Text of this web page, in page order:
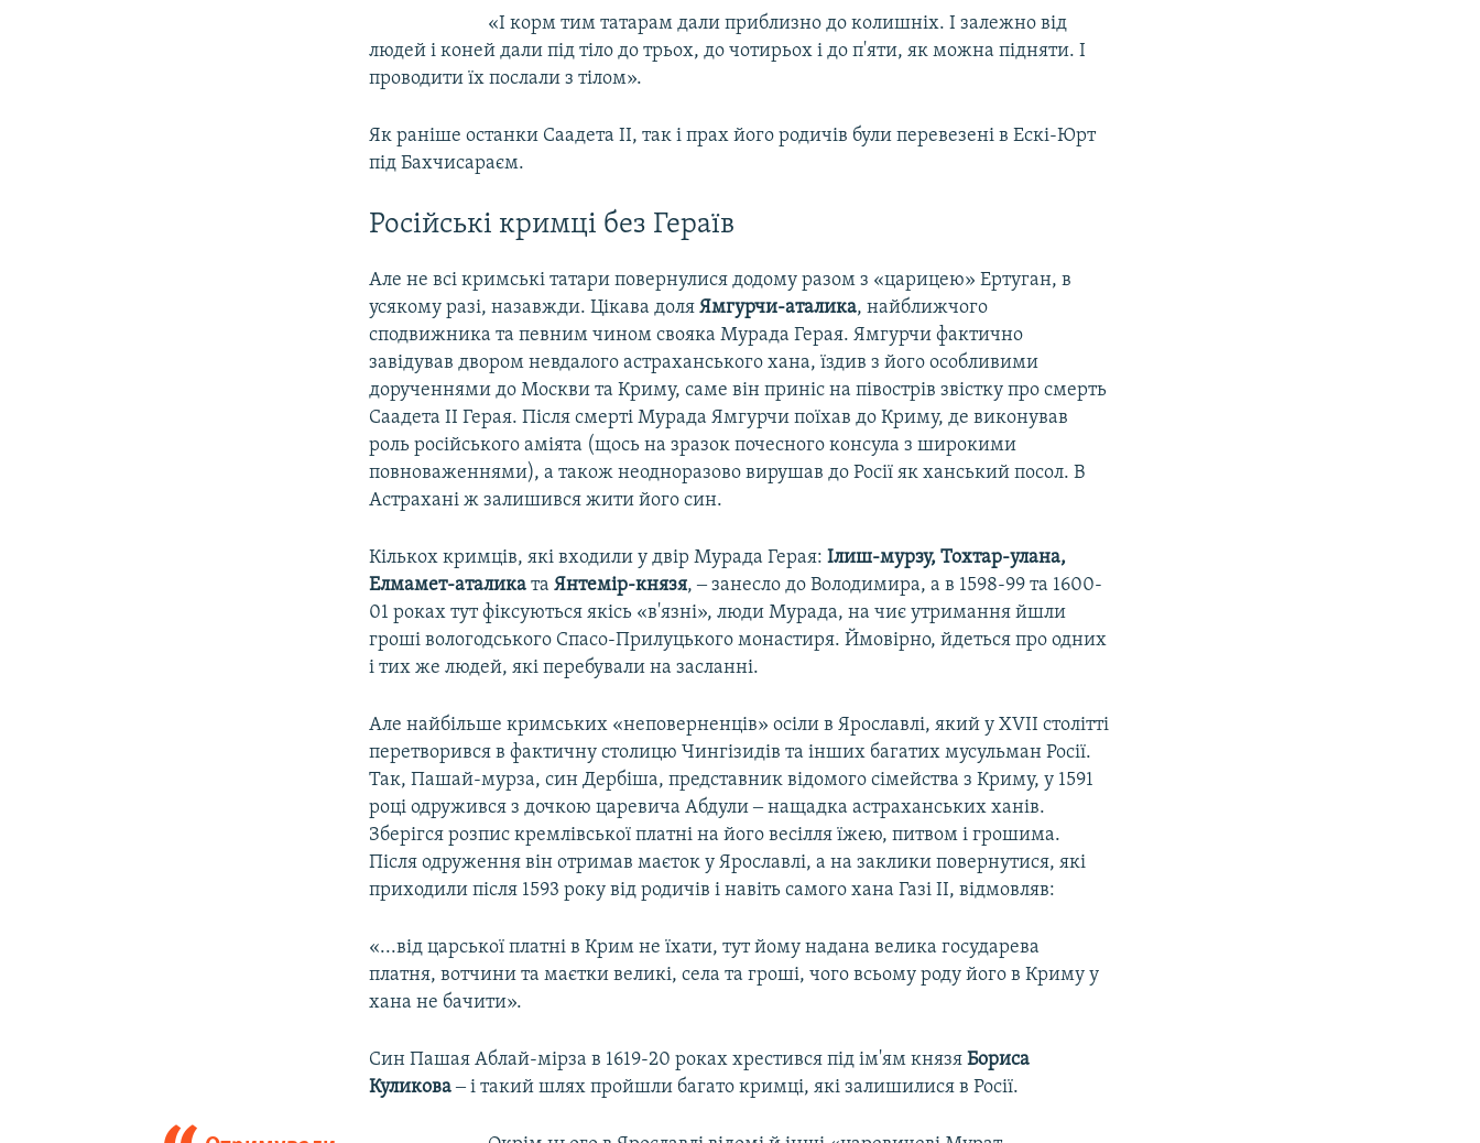
«І корм тим татарам дали приблизно до колишніх. І залежно від
людей і коней дали під тіло до трьох, до чотирьох і до п'яти, як можна підняти. І
проводити їх послали з тілом».
Як раніше останки Саадета ІІ, так і прах його родичів були перевезені в Ескі-Юрт
під Бахчисараєм.
Російські кримці без Гераїв
Але не всі кримські татари повернулися додому разом з «царицею» Ертуган, в
усякому разі, назавжди. Цікава доляЯмгурчи-аталика, найближчого
сподвижника та певним чином свояка Мурада Герая. Ямгурчи фактично
завідував двором невдалого астраханського хана, їздив з його особливими
дорученнями до Москви та Криму, саме він приніс на півострів звістку про смерть
Саадета ІІ Герая. Після смерті Мурада Ямгурчи поїхав до Криму, де виконував
роль російського аміята (щось на зразок почесного консула з широкими
повноваженнями), а також неодноразово вирушав до Росії як ханський посол. В
Астрахані ж залишився жити його син.
Кількох кримців, які входили у двір Мурада Герая:Ілиш-мурзу, Тохтар-улана,
Елмамет-аталиката Янтемір-князя, ‒ занесло до Володимира, а в 1598-99 та 1600-
01 роках тут фіксуються якісь «в'язні», люди Мурада, на чиє утримання йшли
гроші вологодського Спасо-Прилуцького монастиря. Ймовірно, йдеться про одних
і тих же людей, які перебували на засланні.
Але найбільше кримських «неповерненців» осіли в Ярославлі, який у XVII столітті
перетворився в фактичну столицю Чингізидів та інших багатих мусульман Росії.
Так, Пашай-мурза, син Дербіша, представник відомого сімейства з Криму, у 1591
році одружився з дочкою царевича Абдули ‒ нащадка астраханських ханів.
Зберігся розпис кремлівської платні на його весілля їжею, питвом і грошима.
Після одруження він отримав маєток у Ярославлі, а на заклики повернутися, які
приходили після 1593 року від родичів і навіть самого хана Газі ІІ, відмовляв:
«...від царської платні в Крим не їхати, тут йому надана велика государева
платня, вотчини та маєтки великі, села та гроші, чого всьому роду його в Криму у
хана не бачити».
Син Пашая Аблай-мірза в 1619-20 роках хрестився під ім'ям князяБориса
Куликова‒ і такий шлях пройшли багато кримці, які залишилися в Росії.